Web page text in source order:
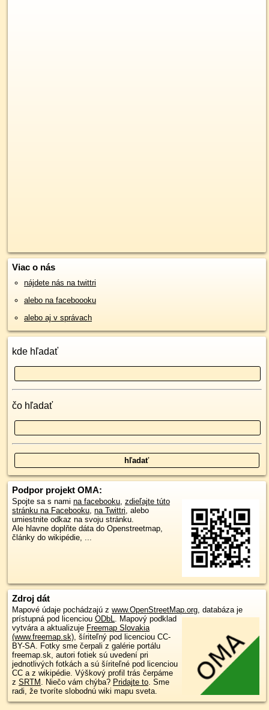
Viac o nás
nájdete nás na twittri
alebo na faceboooku
alebo aj v správach
kde hľadať
čo hľadať
Podpor projekt OMA:
Spojte sa s nami na facebooku, zdieľajte túto
stránku na Facebooku, na Twittri, alebo
umiestnite odkaz na svoju stránku.
Ale hlavne doplňte dáta do Openstreetmap,
články do wikipédie, ...
Zdroj dát
Mapové údaje pochádzajú z www.OpenStreetMap.org, databáza je
prístupná pod licenciou ODbL. Mapový podklad
vytvára a aktualizuje Freemap Slovakia
(www.freemap.sk), šíriteľný pod licenciou CC-
BY-SA. Fotky sme čerpali z galérie portálu
freemap.sk, autori fotiek sú uvedení pri
jednotlivých fotkách a sú šíriteľné pod licenciou
CC a z wikipédie. Výškový profil trás čerpáme
z SRTM . Niečo vám chýba? Pridajte to. Sme
radi, že tvoríte slobodnú wiki mapu sveta.